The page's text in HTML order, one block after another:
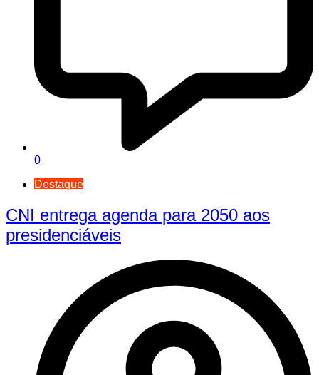
0
Destaque
CNI entrega agenda para 2050 aos
presidenciáveis